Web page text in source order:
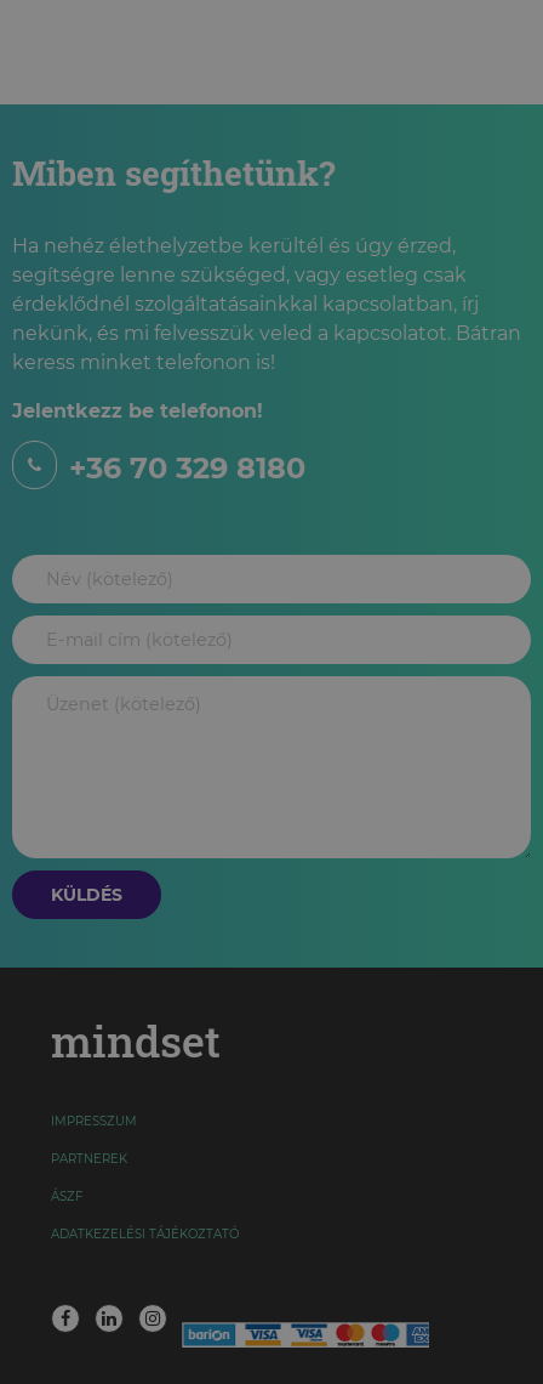
Miben segíthetünk?
Ha nehéz élethelyzetbe kerültél és úgy érzed,
segítségre lenne szükséged, vagy esetleg csak
érdeklődnél szolgáltatásainkkal kapcsolatban, írj
nekünk, és mi felvesszük veled a kapcsolatot. Bátran
keress minket telefonon is!
Jelentkezz be telefonon!
+36 70 329 8180
KÜLDÉS
mindset
IMPRESSZUM
PARTNEREK
ÁSZF
ADATKEZELÉSI TÁJÉKOZTATÓ